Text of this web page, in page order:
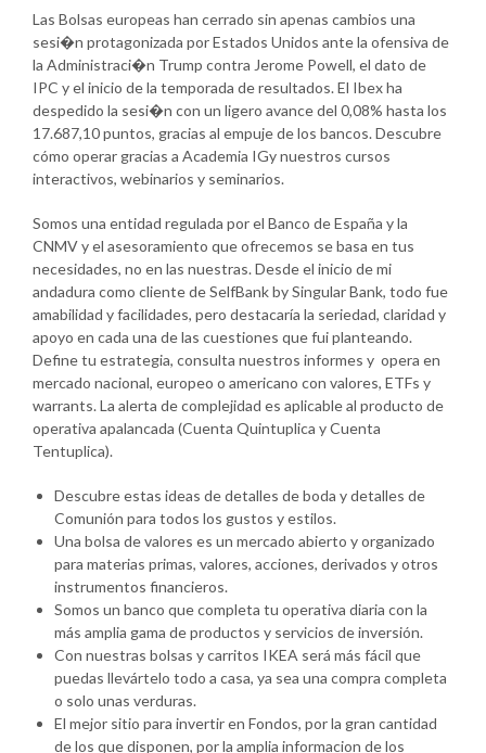
Las Bolsas europeas han cerrado sin apenas cambios una
sesi�n protagonizada por Estados Unidos ante la ofensiva de
la Administraci�n Trump contra Jerome Powell, el dato de
IPC y el inicio de la temporada de resultados. El Ibex ha
despedido la sesi�n con un ligero avance del 0,08% hasta los
17.687,10 puntos, gracias al empuje de los bancos. Descubre
cómo operar gracias a Academia IGy nuestros cursos
interactivos, webinarios y seminarios.
Somos una entidad regulada por el Banco de España y la
CNMV y el asesoramiento que ofrecemos se basa en tus
necesidades, no en las nuestras. Desde el inicio de mi
andadura como cliente de SelfBank by Singular Bank, todo fue
amabilidad y facilidades, pero destacaría la seriedad, claridad y
apoyo en cada una de las cuestiones que fui planteando.
Define tu estrategia, consulta nuestros informes y opera en
mercado nacional, europeo o americano con valores, ETFs y
warrants. La alerta de complejidad es aplicable al producto de
operativa apalancada (Cuenta Quintuplica y Cuenta
Tentuplica).
Descubre estas ideas de detalles de boda y detalles de
Comunión para todos los gustos y estilos.
Una bolsa de valores es un mercado abierto y organizado
para materias primas, valores, acciones, derivados y otros
instrumentos financieros.
Somos un banco que completa tu operativa diaria con la
más amplia gama de productos y servicios de inversión.
Con nuestras bolsas y carritos IKEA será más fácil que
puedas llevártelo todo a casa, ya sea una compra completa
o solo unas verduras.
El mejor sitio para invertir en Fondos, por la gran cantidad
de los que disponen, por la amplia informacion de los